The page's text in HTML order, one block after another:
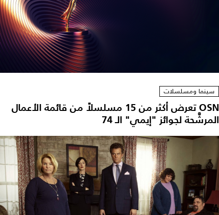
سينما ومسلسلات
OSN تعرض أكثر من 15 مسلسلاً من قائمة الأعمال
المرشَّحة لجوائز "إيمي" الـ 74